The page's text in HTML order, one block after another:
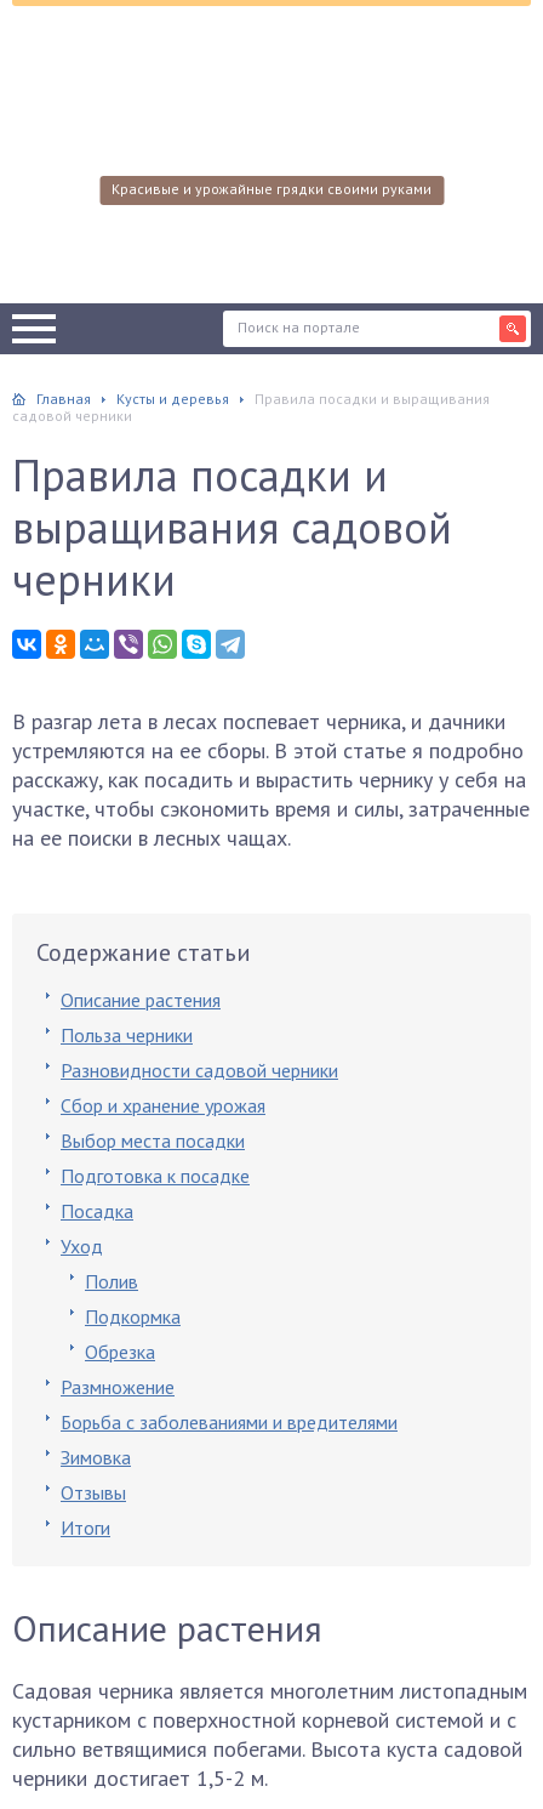
Красивые и урожайные грядки своими руками
Главная Кусты и деревья
Правила посадки и выращивания
садовой черники
Правила посадки и
выращивания садовой
черники
В разгар лета в лесах поспевает черника, и дачники
устремляются на ее сборы. В этой статье я подробно
расскажу, как посадить и вырастить чернику у себя на
участке, чтобы сэкономить время и силы, затраченные
на ее поиски в лесных чащах.
Содержание статьи
Описание растения
Польза черники
Разновидности садовой черники
Сбор и хранение урожая
Выбор места посадки
Подготовка к посадке
Посадка
Уход
Полив
Подкормка
Обрезка
Размножение
Борьба с заболеваниями и вредителями
Зимовка
Отзывы
Итоги
Описание растения
Садовая черника является многолетним листопадным
кустарником с поверхностной корневой системой и с
сильно ветвящимися побегами. Высота куста садовой
черники достигает 1,5-2 м.